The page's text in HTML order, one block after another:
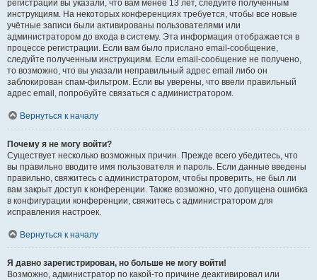
регистрации вы указали, что вам менее 13 лет, следуйте полученным
инструкциям. На некоторых конференциях требуется, чтобы все новые
учётные записи были активированы пользователями или
администратором до входа в систему. Эта информация отображается в
процессе регистрации. Если вам было прислано email-сообщение,
следуйте полученным инструкциям. Если email-сообщение не получено,
то возможно, что вы указали неправильный адрес email либо он
заблокирован спам-фильтром. Если вы уверены, что ввели правильный
адрес email, попробуйте связаться с администратором.
Вернуться к началу
Почему я не могу войти?
Существует несколько возможных причин. Прежде всего убедитесь, что
вы правильно вводите имя пользователя и пароль. Если данные введены
правильно, свяжитесь с администратором, чтобы проверить, не был ли
вам закрыт доступ к конференции. Также возможно, что допущена ошибка
в конфигурации конференции, свяжитесь с администратором для
исправления настроек.
Вернуться к началу
Я давно зарегистрирован, но больше не могу войти!
Возможно, администратор по какой-то причине деактивировал или